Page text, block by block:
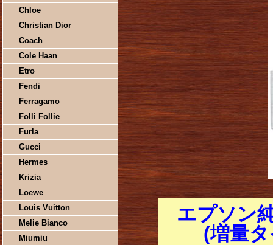
Chloe
Christian Dior
Coach
Cole Haan
Etro
Fendi
Ferragamo
Folli Follie
Furla
Gucci
Hermes
Krizia
Loewe
Louis Vuitton
Melie Bianco
Miumiu
エプソン
(増量